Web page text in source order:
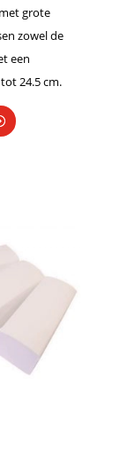
grote
zowel de
een
24.5 cm.